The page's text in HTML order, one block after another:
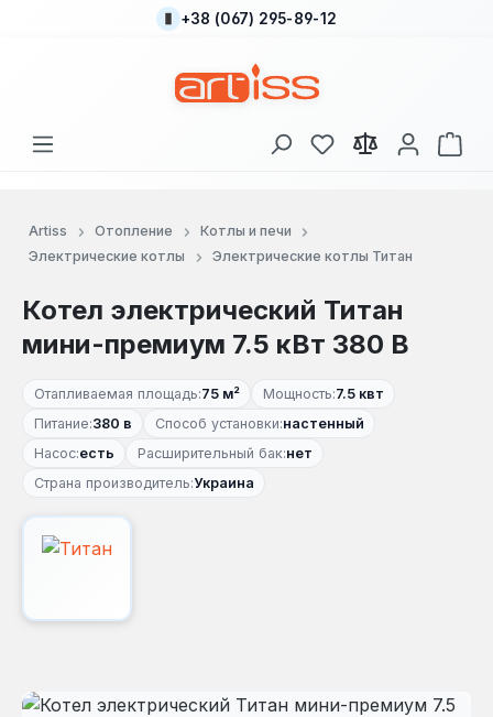
Перейти к основному содержанию
+38 (067) 295-89-12
У вас есть товары
В
Artiss Отопление
Котлы и печи
Электрические котлы
Электрические котлы Титан
Котел электрический Титан
мини-премиум 7.5 кВт 380 В
Отапливаемая площадь:75 м² Мощность:7.5 квт
Питание:380 в Способ установки:настенный
Насос:есть Расширительный бак:нет
Страна производитель:Украина
Пропустить галерею изображений